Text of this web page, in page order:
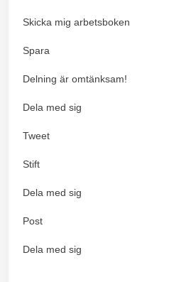
Skicka mig arbetsboken
Spara
Delning är omtänksam!
Dela med sig
Tweet
Stift
Dela med sig
Post
Dela med sig